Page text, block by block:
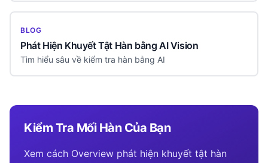
BLOG
Phát Hiện Khuyết Tật Hàn bằng AI Vision
Tìm hiểu sâu về kiểm tra hàn bằng AI
Kiểm Tra Mối Hàn Của Bạn
Xem cách Overview phát hiện khuyết tật hàn